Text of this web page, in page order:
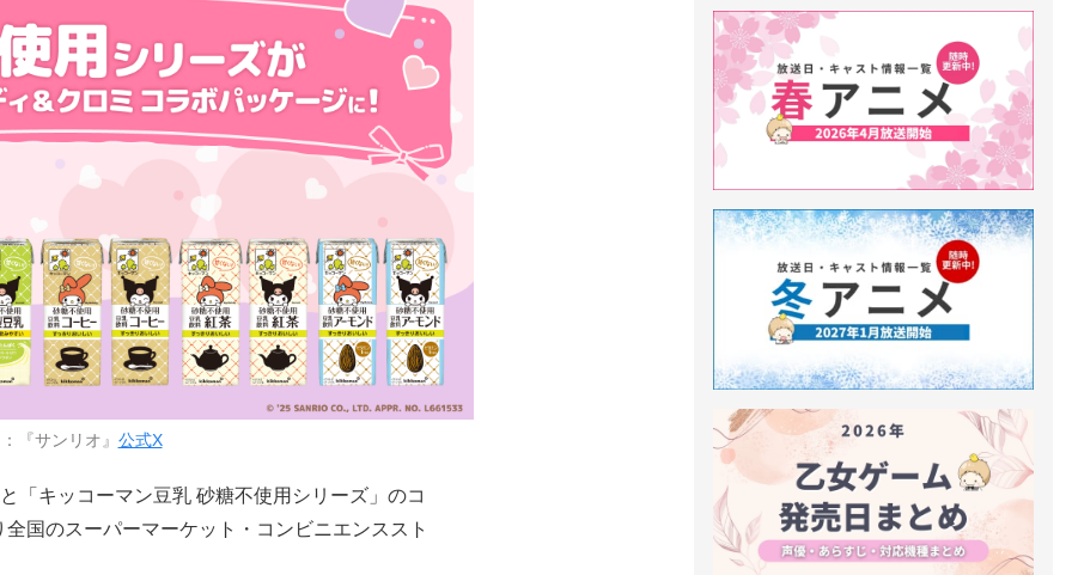
『サンリオ』 公式X
「キッコーマン豆乳 砂糖不使用シリーズ」のコ
国のスーパーマーケット・コンビニエンススト